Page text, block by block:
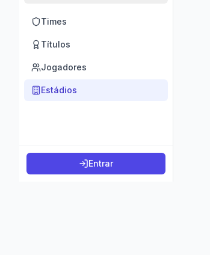
Times
Títulos
Jogadores
Estádios
Entrar